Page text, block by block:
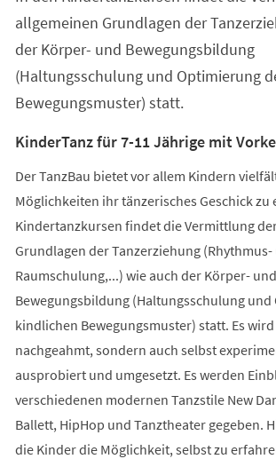
allgemeinen Grundlagen der
der Körper- und Bewegungsbildung
(Haltungsschulung und Optimierung
Bewegungsmuster) statt.
KinderTanz für 7-11 Jährige mit
Der TanzBau bietet vor allem Kindern
Möglichkeiten ihr tänzerisches Geschick zu
Kindertanzkursen findet die Vermittlung
Grundlagen der Tanzerziehung (Rhythmus-
Raumschulung,...) wie auch der Körper- und
Bewegungsbildung (Haltungsschulung
kindlichen Bewegungsmuster) statt. Es
nachgeahmt, sondern auch selbst
ausprobiert und umgesetzt. Es werden
verschiedenen modernen Tanzstile New
Ballett, HipHop und Tanztheater gegeben.
die Kinder die Möglichkeit, selbst zu